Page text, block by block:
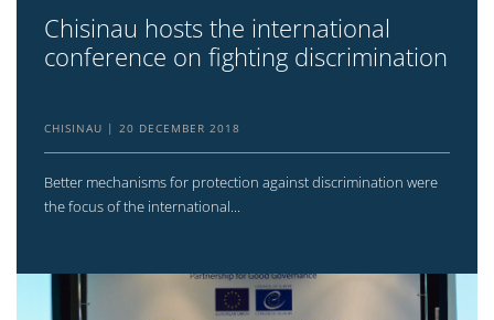
Chisinau hosts the international
conference on fighting discrimination
CHISINAU 20 DECEMBER 2018
Better mechanisms for protection against discrimination were
the focus of the international...